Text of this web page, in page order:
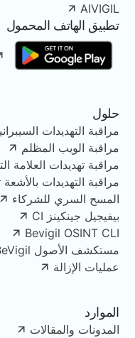
AIVIGIL
تطبيق الهاتف المحمول
حلول
مراقبة التهديدات
مراقبة الويب المظلم
مراقبة تهديدات العلامة
مراقبة التهديدات
المسح السري للشركاء
بيفيجيل جينكينز CI
Bevigil OSINT CLI
مستكشف الأصول BeVigil
عمليات الإزالة
الموارد
المدونات والمقالات